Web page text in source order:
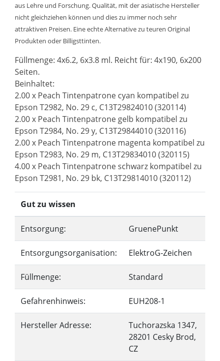
aus Lehre und Forschung. Qualität, mit der asiatische Hersteller
nicht gleichziehen können und dies zu immer noch sehr
attraktiven Preisen. Eine echte Alternative zu teuren Original
Produkten oder Billigsttinten.
Füllmenge: 4x6.2, 6x3.8 ml. Reicht für: 4x190, 6x200
Seiten.
Beinhaltet:
2.00 x Peach Tintenpatrone cyan kompatibel zu
Epson T2982, No. 29 c, C13T29824010 (320114)
2.00 x Peach Tintenpatrone gelb kompatibel zu
Epson T2984, No. 29 y, C13T29844010 (320116)
2.00 x Peach Tintenpatrone magenta kompatibel zu
Epson T2983, No. 29 m, C13T29834010 (320115)
4.00 x Peach Tintenpatrone schwarz kompatibel zu
Epson T2981, No. 29 bk, C13T29814010 (320112)
Gut zu wissen
Entsorgung: GruenePunkt
Entsorgungsorganisation: ElektroG-Zeichen
Füllmenge: Standard
Gefahrenhinweis: EUH208-1
Hersteller Adresse:
Tuchorazska 1347,
28201 Cesky Brod,
CZ